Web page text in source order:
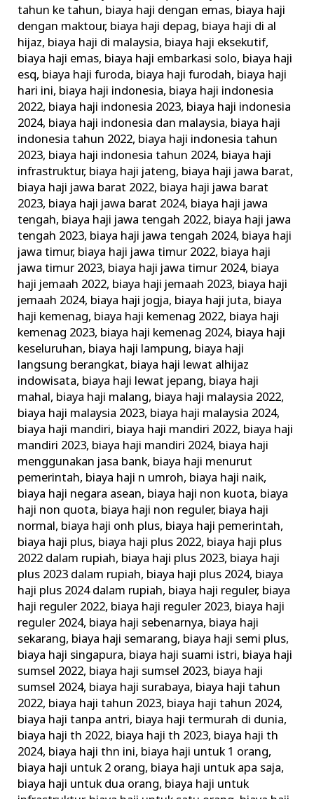
tahun ke tahun, biaya haji dengan emas, biaya haji
dengan maktour, biaya haji depag, biaya haji di al
hijaz, biaya haji di malaysia, biaya haji eksekutif,
biaya haji emas, biaya haji embarkasi solo, biaya haji
esq, biaya haji furoda, biaya haji furodah, biaya haji
hari ini, biaya haji indonesia, biaya haji indonesia
2022, biaya haji indonesia 2023, biaya haji indonesia
2024, biaya haji indonesia dan malaysia, biaya haji
indonesia tahun 2022, biaya haji indonesia tahun
2023, biaya haji indonesia tahun 2024, biaya haji
infrastruktur, biaya haji jateng, biaya haji jawa barat,
biaya haji jawa barat 2022, biaya haji jawa barat
2023, biaya haji jawa barat 2024, biaya haji jawa
tengah, biaya haji jawa tengah 2022, biaya haji jawa
tengah 2023, biaya haji jawa tengah 2024, biaya haji
jawa timur, biaya haji jawa timur 2022, biaya haji
jawa timur 2023, biaya haji jawa timur 2024, biaya
haji jemaah 2022, biaya haji jemaah 2023, biaya haji
jemaah 2024, biaya haji jogja, biaya haji juta, biaya
haji kemenag, biaya haji kemenag 2022, biaya haji
kemenag 2023, biaya haji kemenag 2024, biaya haji
keseluruhan, biaya haji lampung, biaya haji
langsung berangkat, biaya haji lewat alhijaz
indowisata, biaya haji lewat jepang, biaya haji
mahal, biaya haji malang, biaya haji malaysia 2022,
biaya haji malaysia 2023, biaya haji malaysia 2024,
biaya haji mandiri, biaya haji mandiri 2022, biaya haji
mandiri 2023, biaya haji mandiri 2024, biaya haji
menggunakan jasa bank, biaya haji menurut
pemerintah, biaya haji n umroh, biaya haji naik,
biaya haji negara asean, biaya haji non kuota, biaya
haji non quota, biaya haji non reguler, biaya haji
normal, biaya haji onh plus, biaya haji pemerintah,
biaya haji plus, biaya haji plus 2022, biaya haji plus
2022 dalam rupiah, biaya haji plus 2023, biaya haji
plus 2023 dalam rupiah, biaya haji plus 2024, biaya
haji plus 2024 dalam rupiah, biaya haji reguler, biaya
haji reguler 2022, biaya haji reguler 2023, biaya haji
reguler 2024, biaya haji sebenarnya, biaya haji
sekarang, biaya haji semarang, biaya haji semi plus,
biaya haji singapura, biaya haji suami istri, biaya haji
sumsel 2022, biaya haji sumsel 2023, biaya haji
sumsel 2024, biaya haji surabaya, biaya haji tahun
2022, biaya haji tahun 2023, biaya haji tahun 2024,
biaya haji tanpa antri, biaya haji termurah di dunia,
biaya haji th 2022, biaya haji th 2023, biaya haji th
2024, biaya haji thn ini, biaya haji untuk 1 orang,
biaya haji untuk 2 orang, biaya haji untuk apa saja,
biaya haji untuk dua orang, biaya haji untuk